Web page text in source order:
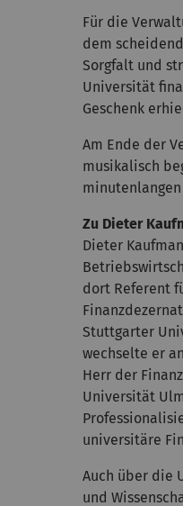
Für die
dem
Sorgfalt und
Universität
Geschenk
Am Ende der
musikalisch
Zu Dieter
Dieter
dort Referent
Stuttgarter
wechselte er
Herr der
Universität
universitäre
Auch über die
und